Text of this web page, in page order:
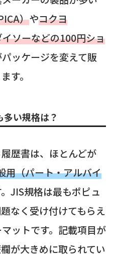
）やコクヨ
イソーなどの100円ショ
ッケージを変えて販
す。
い規格は？
歴書は、ほとんどが
用（パート・アルバイ
JIS規格は最もポピュ
なく受け付けてもらえ
ットです。記載項目が
が大きめに取られてい